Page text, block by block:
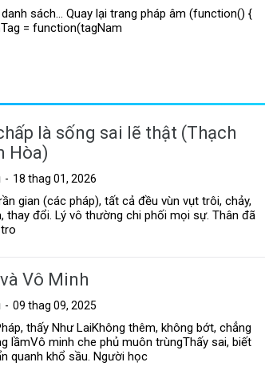
lại trang pháp âm (function() {
= function(tagNam
là sống sai lẽ thật (Thạch
Hòa)
18 thag 01, 2026
gian (các pháp), tất cả đều vùn vụt trôi, chảy,
thay đổi. Lý vô thường chi phối mọi sự. Thân đã
Vô Minh
09 thag 09, 2025
thấy Như LaiKhông thêm, không bớt, chẳng
lầmVô minh che phủ muôn trùngThấy sai, biết
quanh khổ sầu. Người học